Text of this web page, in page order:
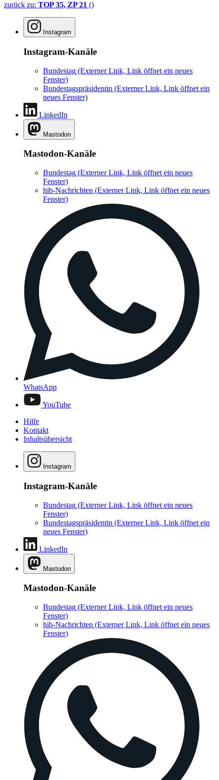
zurück zu: TOP 35, ZP 21 ()
Instagram
Instagram-Kanäle
Bundestag (Externer Link, Link öffnet ein neues
Fenster)
Bundestagspräsidentin (Externer Link, Link öffnet ein
neues Fenster)
LinkedIn
Mastodon
Mastodon-Kanäle
Bundestag (Externer Link, Link öffnet ein neues
Fenster)
hib-Nachrichten (Externer Link, Link öffnet ein neues
Fenster)
WhatsApp
YouTube
Hilfe
Kontakt
Inhaltsübersicht
Instagram
Instagram-Kanäle
Bundestag (Externer Link, Link öffnet ein neues
Fenster)
Bundestagspräsidentin (Externer Link, Link öffnet ein
neues Fenster)
LinkedIn
Mastodon
Mastodon-Kanäle
Bundestag (Externer Link, Link öffnet ein neues
Fenster)
hib-Nachrichten (Externer Link, Link öffnet ein neues
Fenster)